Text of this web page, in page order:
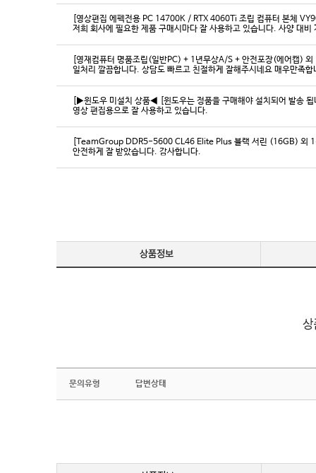
[영상편집 에펙전용 PC 14700K / RTX 4060Ti 조립 컴퓨터 본체
[영재컴퓨터 명품조립(일반PC) + 1년무상A/S + 안전포장(에어캡)
일처리 깔끔합니다. 상담도 빠르고 친절하게 잘해주시네요 매우만족
[▶윈도우 미설치 상품◀ [윈도우는 정품을 구매해야 설치되어 발송
영상 편집용으로 잘 사용하고 있습니다.
[TeamGroup DDR5-5600 CL46 Elite Plus 블랙 서린 (16GB) 외
안전하게 잘 받았습니다. 감사합니다.
문의유형 답변상태